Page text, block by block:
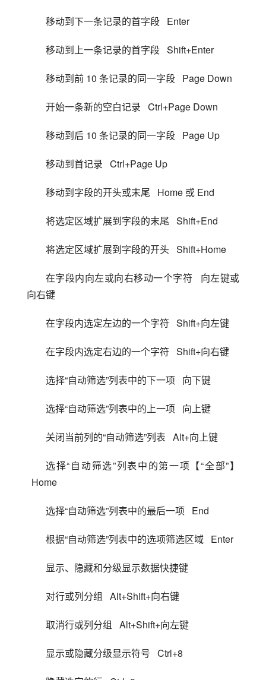
移动到下一条记录的首字段   Enter
移动到上一条记录的首字段   Shift+Enter
移动到前 10 条记录的同一字段   Page Down
开始一条新的空白记录   Ctrl+Page Down
移动到后 10 条记录的同一字段   Page Up
移动到首记录   Ctrl+Page Up
移动到字段的开头或末尾   Home 或 End
将选定区域扩展到字段的末尾   Shift+End
将选定区域扩展到字段的开头   Shift+Home
在字段内向左或向右移动一个字符   向左键或
向右键
在字段内选定左边的一个字符   Shift+向左键
在字段内选定右边的一个字符   Shift+向右键
选择“自动筛选”列表中的下一项   向下键
选择“自动筛选”列表中的上一项   向上键
关闭当前列的“自动筛选”列表   Alt+向上键
选择“自动筛选”列表中的第一项【“全部”】
Home
选择“自动筛选”列表中的最后一项   End
根据“自动筛选”列表中的选项筛选区域   Enter
显示、隐藏和分级显示数据快捷键
对行或列分组   Alt+Shift+向右键
取消行或列分组   Alt+Shift+向左键
显示或隐藏分级显示符号   Ctrl+8